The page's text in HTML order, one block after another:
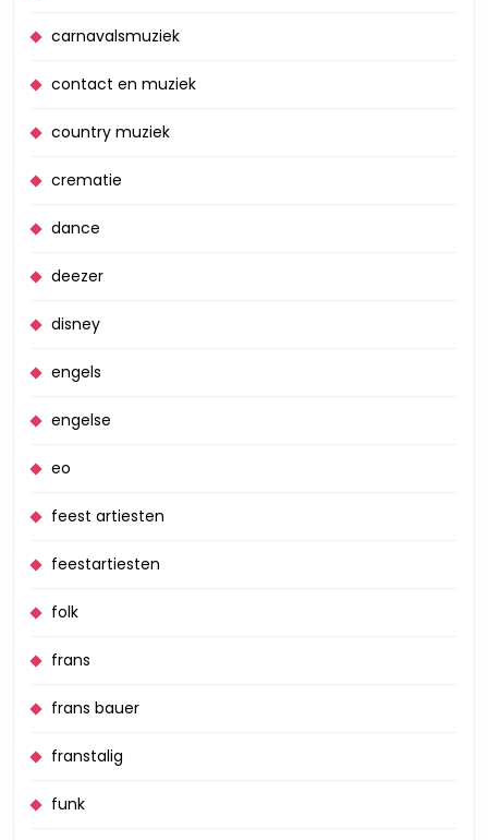
carnavalsmuziek
contact en muziek
country muziek
crematie
dance
deezer
disney
engels
engelse
eo
feest artiesten
feestartiesten
folk
frans
frans bauer
franstalig
funk